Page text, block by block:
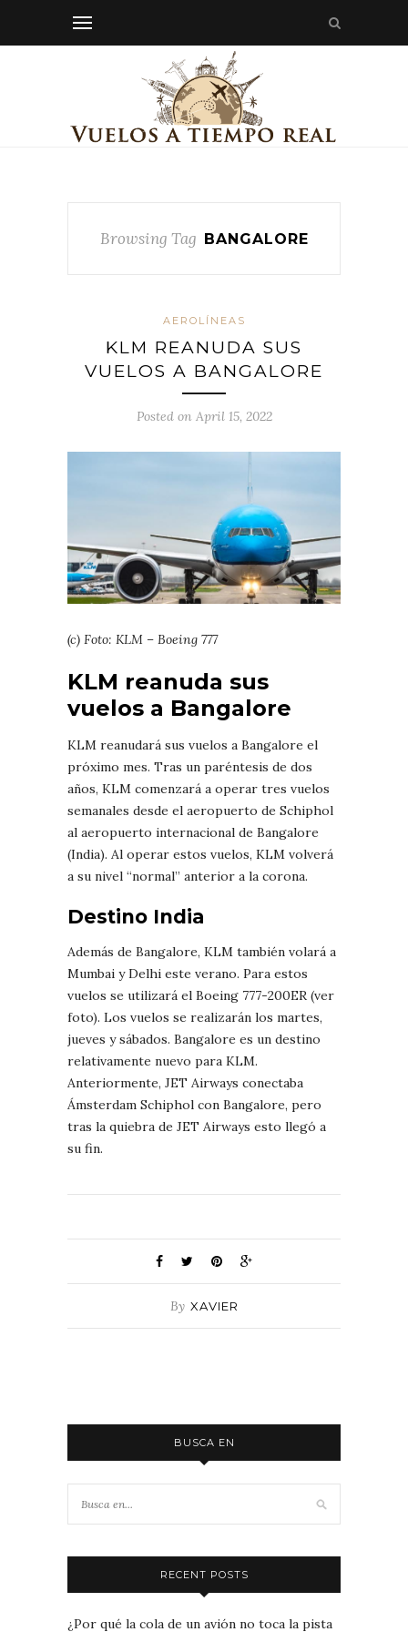
Browsing Tag BANGALORE
AEROLÍNEAS
KLM REANUDA SUS
VUELOS A BANGALORE
Posted on April 15, 2022
(c) Foto: KLM – Boeing 777
KLM reanuda sus
vuelos a Bangalore
KLM reanudará sus vuelos a Bangalore el
próximo mes. Tras un paréntesis de dos
años, KLM comenzará a operar tres vuelos
semanales desde el aeropuerto de Schiphol
al aeropuerto internacional de Bangalore
(India). Al operar estos vuelos, KLM volverá
a su nivel “normal” anterior a la corona.
Destino India
Además de Bangalore, KLM también volará a
Mumbai y Delhi este verano. Para estos
vuelos se utilizará el Boeing 777-200ER (ver
foto). Los vuelos se realizarán los martes,
jueves y sábados. Bangalore es un destino
relativamente nuevo para KLM.
Anteriormente, JET Airways conectaba
Ámsterdam Schiphol con Bangalore, pero
tras la quiebra de JET Airways esto llegó a
su fin.
By XAVIER
BUSCA EN
RECENT POSTS
¿Por qué la cola de un avión no toca la pista